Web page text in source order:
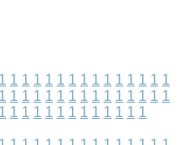
1 1 1 1 1 1 1 1 1 1 1 1 1 1 1
1 1 1 1 1 1 1 1 1 1 1 1 1 1 1
1 1 1 1 1 1 1 1 1 1 1 1 1